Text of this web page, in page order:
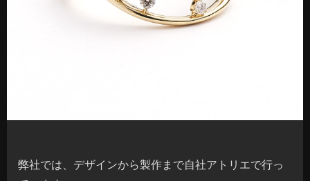
弊社では、デザインから製作まで自社アトリエで行っ